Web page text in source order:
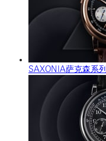
SAXONIA萨克森系列